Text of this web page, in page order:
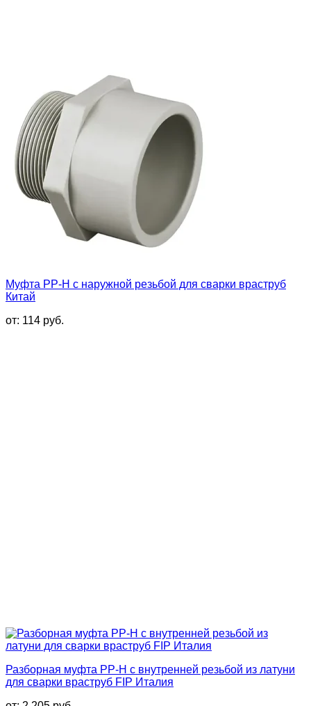
Муфта PP-H с наружной резьбой для сварки враструб
Китай
от: 114 руб.
Разборная муфта PP-H с внутренней резьбой из латуни
для сварки враструб FIP Италия